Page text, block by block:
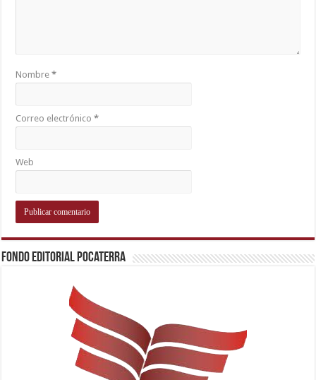
Nombre*
Correo electrónico*
Web
Fondo Editorial Pocaterra